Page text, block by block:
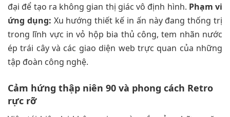
đại để tạo ra không gian thị giác vô định hình. Phạm vi
ứng dụng: Xu hướng thiết kế in ấn này đang thống trị
trong lĩnh vực in vỏ hộp bia thủ công, tem nhãn nước
ép trái cây và các giao diện web trực quan của những
tập đoàn công nghệ.
Cảm hứng thập niên 90 và phong cách Retro
rực rỡ